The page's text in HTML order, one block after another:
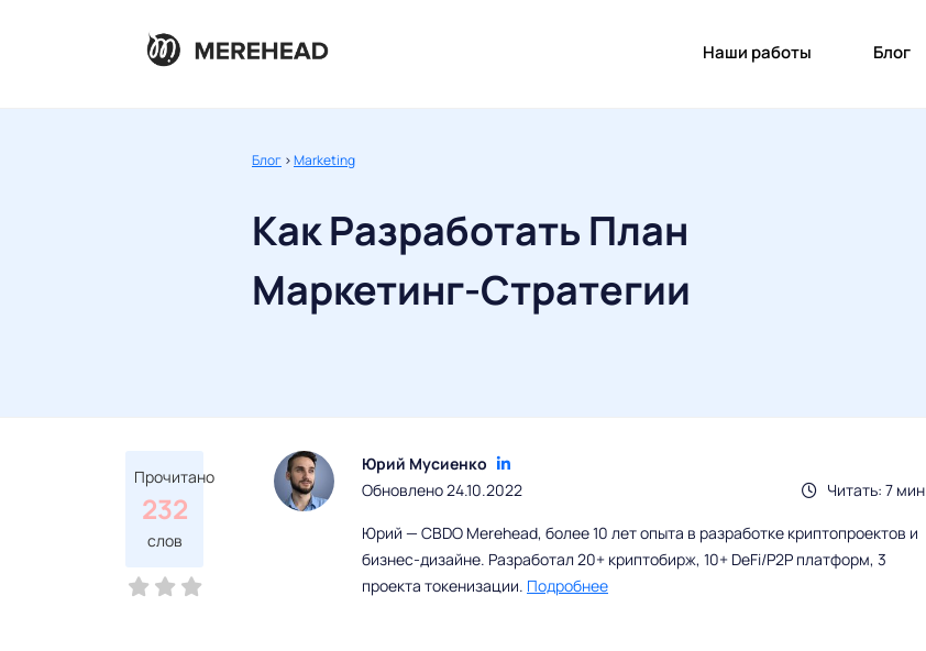
Наши работы Блог
Блог >Marketing
Как Разработать План
Маркетинг-Стратегии
Прочитано
232
слов
Юрий Мусиенко
Читать: 7 мин
Обновлено 24.10.2022
Юрий — CBDO Merehead, более 10 лет опыта в разработке криптопроектов и
бизнес-дизайне. Разработал 20+ криптобирж, 10+ DeFi/P2P платформ, 3
проекта токенизации. Подробнее